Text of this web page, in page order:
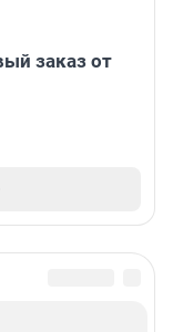
заказ от